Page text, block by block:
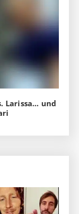
Larissa… und